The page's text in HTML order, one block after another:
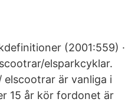
(2001:559) ·
elsparkcyklar.
elscootrar är vanliga i
15 år kör fordonet är